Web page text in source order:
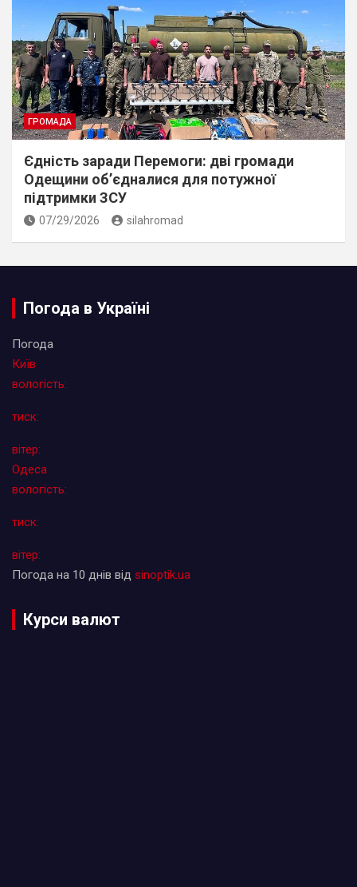
ГРОМАДА
Єдність заради Перемоги: дві громади
Одещини об’єдналися для потужної
підтримки ЗСУ
07/29/2026 silahromad
Погода в Україні
Погода
Київ
вологість:
тиск:
вітер:
Одеса
вологість:
тиск:
вітер:
Погода на 10 днів від sinoptik.ua
Курси валют